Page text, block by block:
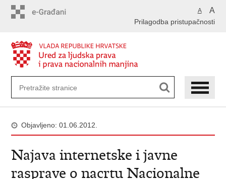
A A
Prilagodba pristupačnosti
Objavljeno: 01.06.2012.
Najava internetske i javne
rasprave o nacrtu Nacionalne